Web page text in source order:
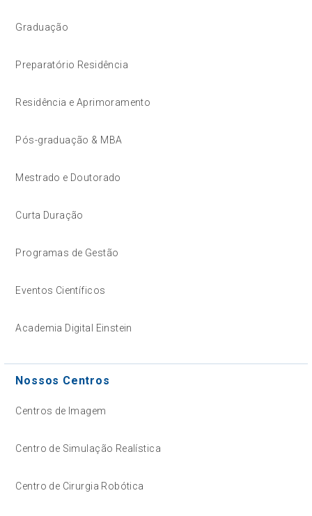
Graduação
Preparatório Residência
Residência e Aprimoramento
Pós-graduação & MBA
Mestrado e Doutorado
Curta Duração
Programas de Gestão
Eventos Científicos
Academia Digital Einstein
Nossos Centros
Centros de Imagem
Centro de Simulação Realística
Centro de Cirurgia Robótica